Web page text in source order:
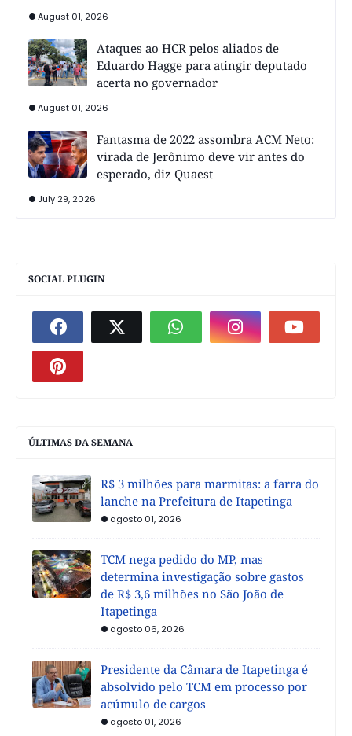
August 01, 2026
Ataques ao HCR pelos aliados de
Eduardo Hagge para atingir deputado
acerta no governador
August 01, 2026
Fantasma de 2022 assombra ACM Neto:
virada de Jerônimo deve vir antes do
esperado, diz Quaest
July 29, 2026
SOCIAL PLUGIN
ÚLTIMAS DA SEMANA
R$ 3 milhões para marmitas: a farra do
lanche na Prefeitura de Itapetinga
agosto 01, 2026
TCM nega pedido do MP, mas
determina investigação sobre gastos
de R$ 3,6 milhões no São João de
Itapetinga
agosto 06, 2026
Presidente da Câmara de Itapetinga é
absolvido pelo TCM em processo por
acúmulo de cargos
agosto 01, 2026